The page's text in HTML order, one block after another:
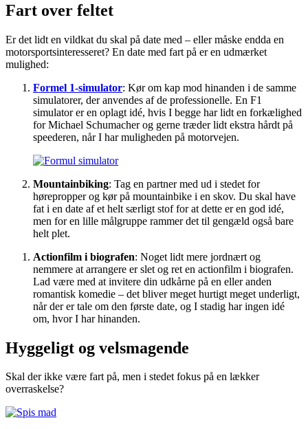
Fart over feltet
Er det lidt en vildkat du skal på date med – eller måske endda en
motorsportsinteresseret? En date med fart på er en udmærket
mulighed:
Formel 1-simulator: Kør om kap mod hinanden i de samme
simulatorer, der anvendes af de professionelle. En F1
simulator er en oplagt idé, hvis I begge har lidt en forkælighed
for Michael Schumacher og gerne træder lidt ekstra hårdt på
speederen, når I har muligheden på motorvejen.
Mountainbiking: Tag en partner med ud i stedet for
hørepropper og kør på mountainbike i en skov. Du skal have
fat i en date af et helt særligt stof for at dette er en god idé,
men for en lille målgruppe rammer det til gengæld også bare
helt plet.
Actionfilm i biografen: Noget lidt mere jordnært og
nemmere at arrangere er slet og ret en actionfilm i biografen.
Lad være med at invitere din udkårne på en eller anden
romantisk komedie – det bliver meget hurtigt meget underligt,
når der er tale om den første date, og I stadig har ingen idé
om, hvor I har hinanden.
Hyggeligt og velsmagende
Skal der ikke være fart på, men i stedet fokus på en lækker
overraskelse?